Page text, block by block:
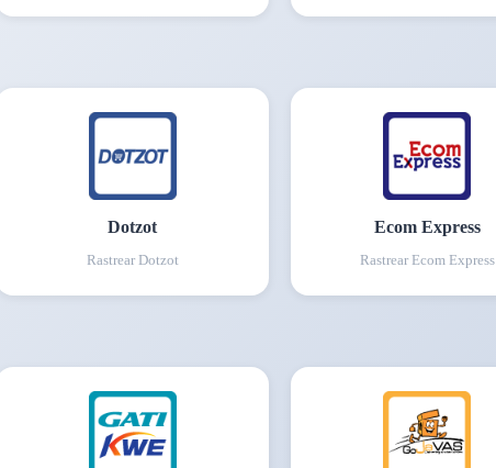
Dotzot
Rastrear Dotzot
Ecom Express
Rastrear Ecom Express